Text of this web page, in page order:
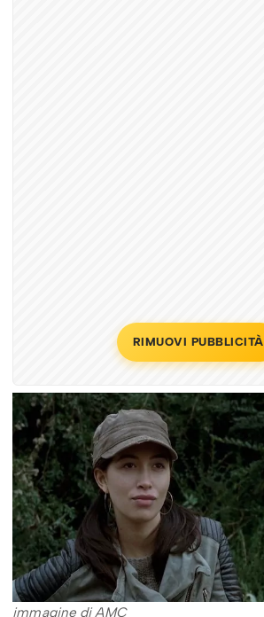
RIMUOVI PUBBLICITÀ
immagine di AMC